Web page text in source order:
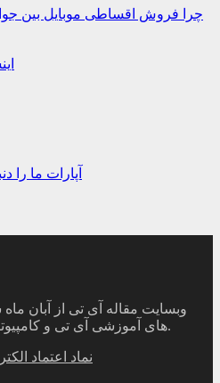
چرا فروش اقساطی موبایل بین
آپارات ما را
های آموزشی آی تی و کامپیوتر شروع به فعالیت کرده است.